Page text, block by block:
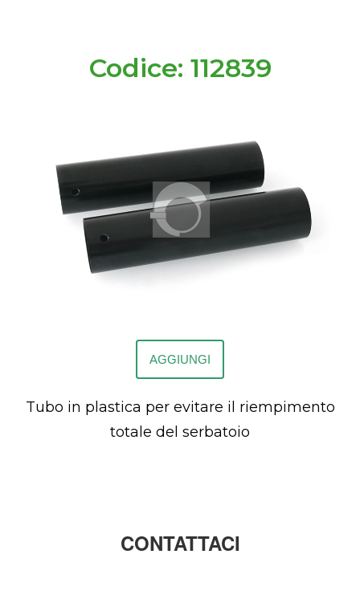
Codice: 112839
AGGIUNGI
Tubo in plastica per evitare il riempimento
totale del serbatoio
CONTATTACI